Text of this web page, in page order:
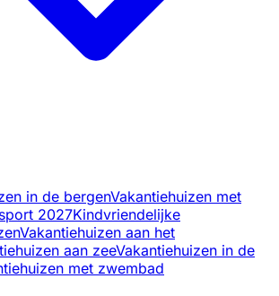
in de bergenVakantiehuizen met
2027Kindvriendelijke
Vakantiehuizen aan het
aan zeeVakantiehuizen in de
met zwembad